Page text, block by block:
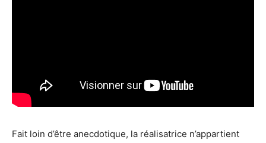
Fait loin d’être anecdotique, la réalisatrice n’appartient